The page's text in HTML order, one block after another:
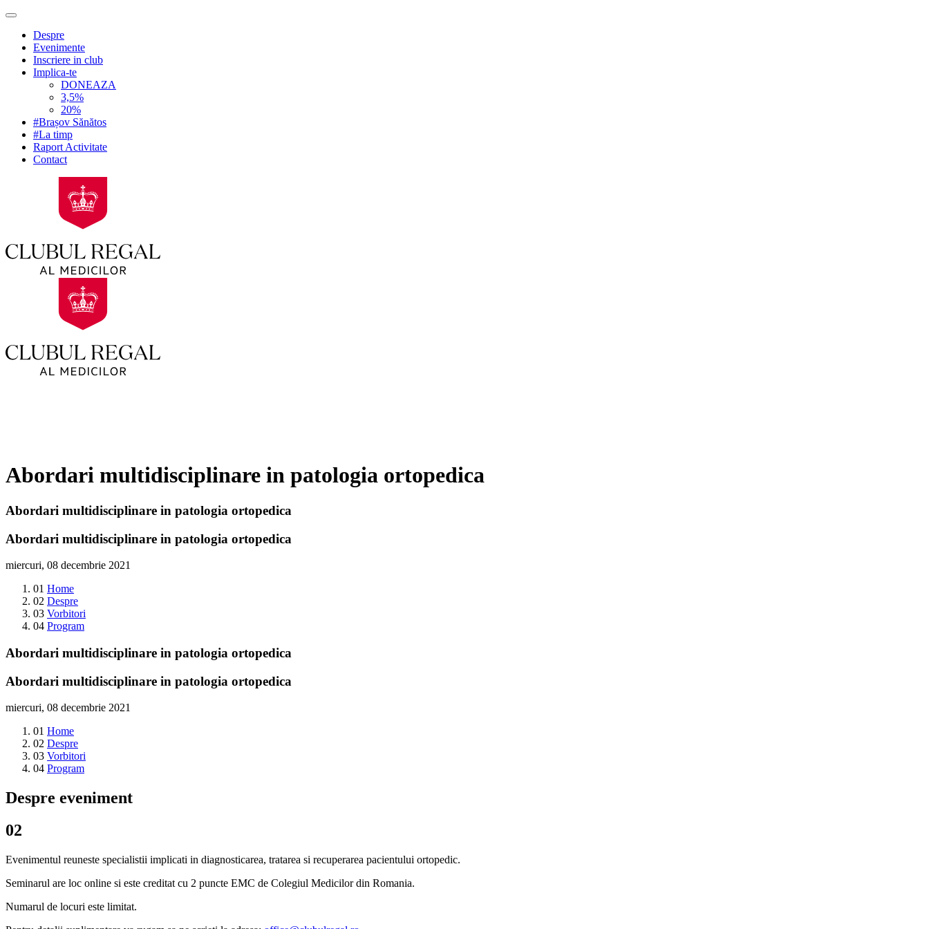
Despre
Evenimente
Inscriere in club
Implica-te
DONEAZA
3,5%
20%
#Brașov Sănătos
#La timp
Raport Activitate
Contact
Abordari multidisciplinare in patologia ortopedica
Abordari multidisciplinare in patologia ortopedica
Abordari multidisciplinare in patologia ortopedica
miercuri, 08 decembrie 2021
01 Home
02 Despre
03 Vorbitori
04 Program
Abordari multidisciplinare in patologia ortopedica
Abordari multidisciplinare in patologia ortopedica
miercuri, 08 decembrie 2021
01 Home
02 Despre
03 Vorbitori
04 Program
Despre eveniment
02
Evenimentul reuneste specialistii implicati in diagnosticarea, tratarea si recuperarea pacientului ortopedic.
Seminarul are loc online si este creditat cu 2 puncte EMC de Colegiul Medicilor din Romania.
Numarul de locuri este limitat.